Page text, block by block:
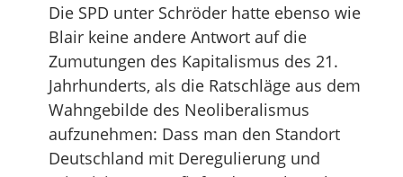
Die SPD unter Schröder hatte ebenso wie
Blair keine andere Antwort auf die
Zumutungen des Kapitalismus des 21.
Jahrhunderts, als die Ratschläge aus dem
Wahngebilde des Neoliberalismus
aufzunehmen: Dass man den Standort
Deutschland mit Deregulierung und